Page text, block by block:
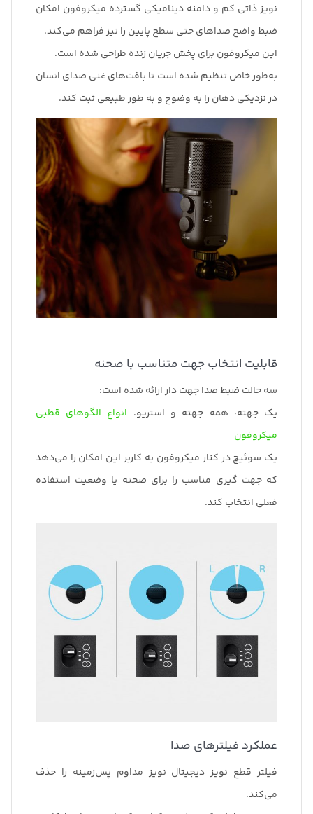
نویز ذاتی کم و دامنه دینامیکی گسترده میکروفون امکان
ضبط واضح صداهای حتی سطح پایین را نیز فراهم می‌کند.
این میکروفون برای پخش جریان زنده طراحی شده است.
به‌طور خاص تنظیم شده است تا بافت‌های غنی صدای انسان
در نزدیکی دهان را به وضوح و به طور طبیعی ثبت کند.
قابلیت انتخاب جهت متناسب با صحنه
سه حالت ضبط صدا جهت دار ارائه شده است:
یک جهته، همه جهته و استریو. انواع الگوهای قطبی
میکروفون
یک سوئیچ در کنار میکروفون به کاربر این امکان را می‌دهد
که جهت گیری مناسب را برای صحنه یا وضعیت استفاده
فعلی انتخاب کند.
عملکرد فیلترهای صدا
فیلتر قطع نویز دیجیتال نویز مداوم پس‌زمینه را حذف
می‌کند.